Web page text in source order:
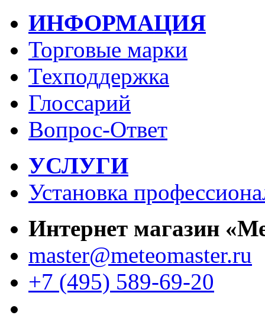
ИНФОРМАЦИЯ
Торговые марки
Техподдержка
Глоссарий
Вопрос-Ответ
УСЛУГИ
Установка
Интернет магазин
master@meteomaster.ru
+7 (495) 589-69-20